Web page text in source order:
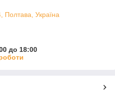
Полтава, Україна
до 18:00